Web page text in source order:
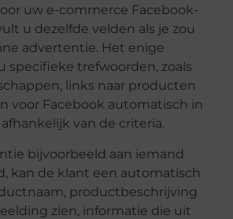
uw e-commerce Facebook-
u dezelfde velden als je zou
advertentie. Het enige
specifieke trefwoorden, zoals
links naar producten
voor Facebook automatisch in
van de criteria.
bijvoorbeeld aan iemand
kan de klant een automatisch
productbeschrijving
zien, informatie die uit